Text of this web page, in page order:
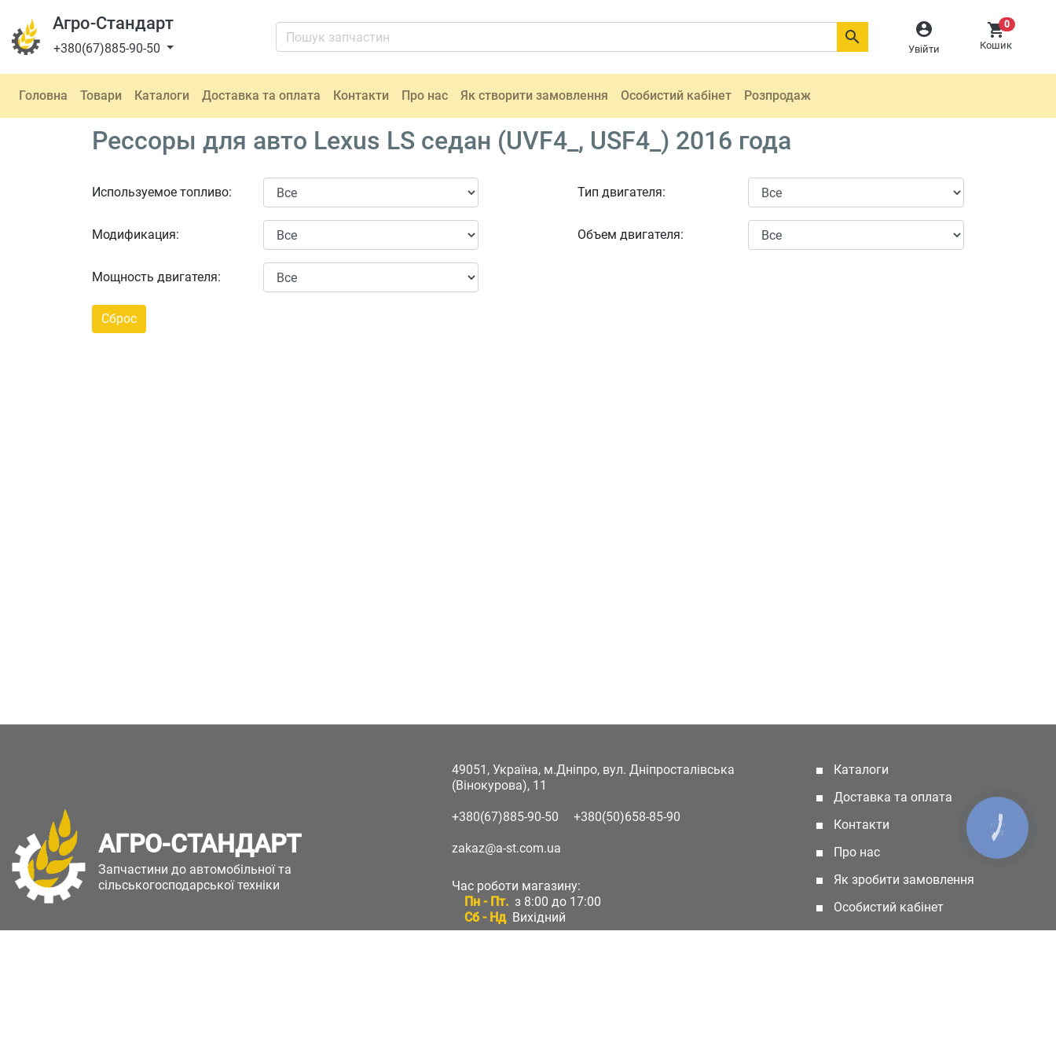
Агро-Стандарт
+380(67)885-90-50

Увійти
0
Кошик

Головна Товари Каталоги Доставка та оплата Контакти Про нас Як створити замовлення Особистий кабінет Розпродаж
Рессоры для авто Lexus LS седан (UVF4_, USF4_) 2016 года
Используемое топливо:
Модификация:
Мощность двигателя:
Тип двигателя:
Объем двигателя:
АГРО-СТАНДАРТ
Запчастини до автомобільної та
сільськогосподарської техніки
49051, Україна, м.Дніпро, вул. Дніпросталівська
(Вінокурова), 11
+380(67)885-90-50 +380(50)658-85-90
zakaz@a-st.com.ua
Час роботи магазину:
Пн - Пт. з 8:00 до 17:00
Сб - Нд Вихідний
Каталоги
Доставка та оплата
Контакти
Про нас
Як зробити замовлення
Особистий кабінет
КНОПКА
ЗВ'ЯЗКУ